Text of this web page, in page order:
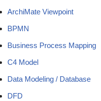
ArchiMate Viewpoint
BPMN
Business Process Mapping
C4 Model
Data Modeling / Database
DFD